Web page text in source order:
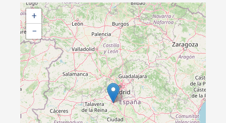
+
−